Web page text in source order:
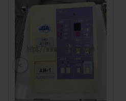
がタッチパネルで操作できま
を介してコンピュータなどの
外部機器に検査データを転送
することができます。